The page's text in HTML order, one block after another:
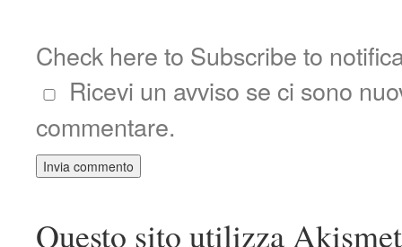
Check here to Subscribe to
Ricevi un avviso se ci sono
commentare.
Questo sito utilizza